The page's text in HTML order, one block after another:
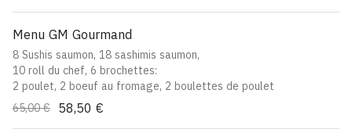
Menu GM Gourmand
8 Sushis saumon, 18 sashimis saumon,
10 roll du chef, 6 brochettes:
2 poulet, 2 boeuf au fromage, 2 boulettes de poulet
65,00 €
58,50 €